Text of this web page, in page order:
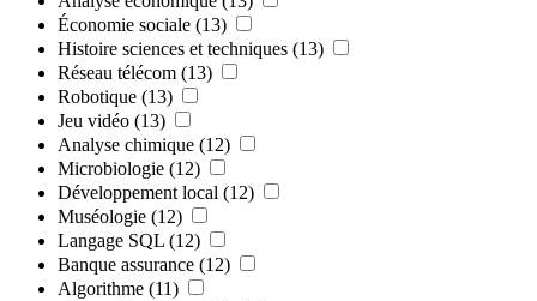
Économie sociale (13)
Histoire sciences et techniques (13)
Réseau télécom (13)
Robotique (13)
Jeu vidéo (13)
Analyse chimique (12)
Microbiologie (12)
Développement local (12)
Muséologie (12)
Langage SQL (12)
Banque assurance (12)
Algorithme (11)